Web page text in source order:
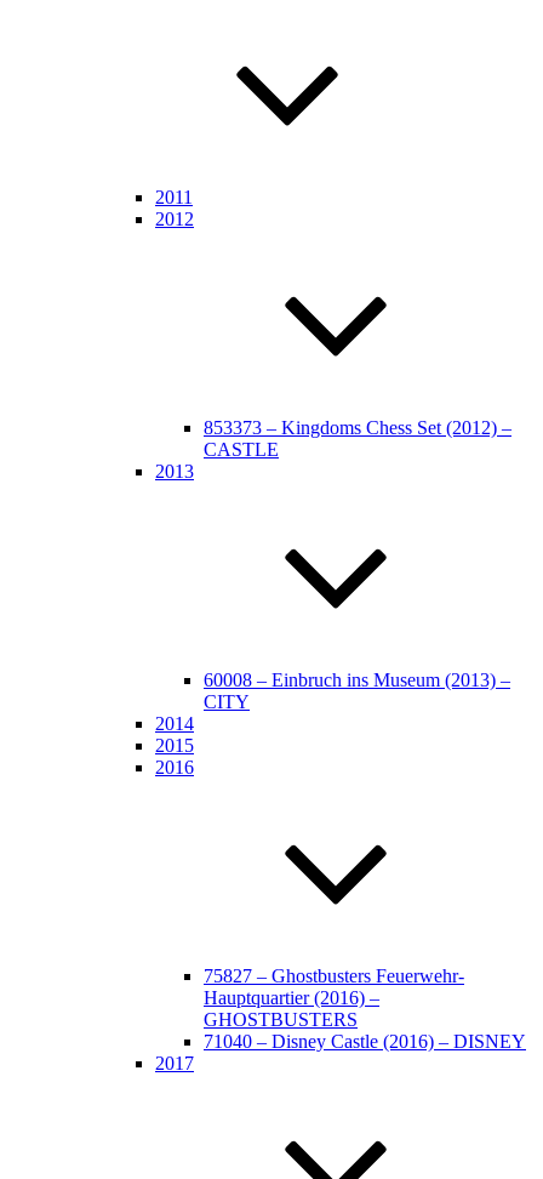
2011
2012
853373 – Kingdoms Chess Set (2012) –
CASTLE
2013
60008 – Einbruch ins Museum (2013) –
CITY
2014
2015
2016
75827 – Ghostbusters Feuerwehr-
Hauptquartier (2016) –
GHOSTBUSTERS
71040 – Disney Castle (2016) – DISNEY
2017